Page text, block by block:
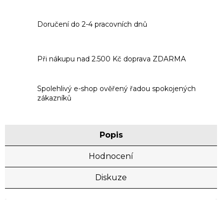
Doručení do 2-4 pracovních dnů
Při nákupu nad 2.500 Kč doprava ZDARMA
Spolehlivý e-shop ověřený řadou spokojených
zákazníků
Popis
Hodnocení
Diskuze